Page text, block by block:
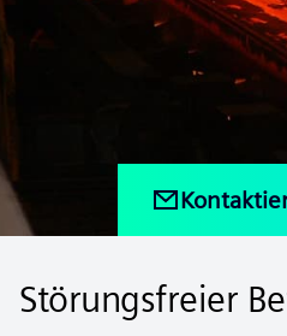
Störungsfreier